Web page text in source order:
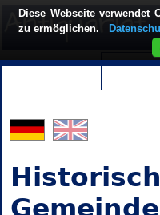
Diese Webseite
zu ermöglichen.